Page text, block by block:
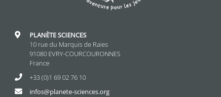
PLANÈTE SCIENCES
10 rue du Marquis de Raies
91080 EVRY-COURCOURONNES
France
+33 (0)1 69 02 76 10
infos@planete-sciences.org